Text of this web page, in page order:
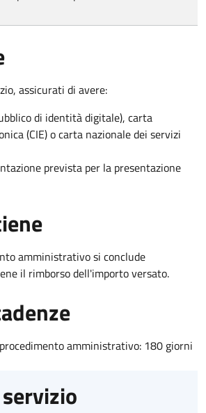
assicurati di avere:
di identità digitale), carta
(CIE) o carta nazionale dei servizi
prevista per la presentazione
amministrativo si conclude
il rimborso dell'importo versato.
amministrativo: 180 giorni